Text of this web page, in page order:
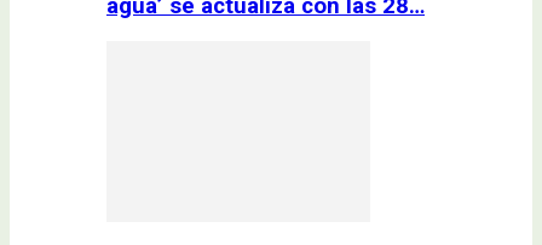
agua’ se actualiza con las 28…